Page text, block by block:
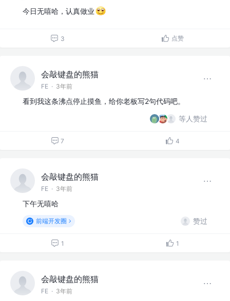
今日无嘻哈，认真做业
3 点赞
会敲键盘的熊猫
FE · 3年前
看到我这条沸点停止摸鱼，给你老板写2句代码吧。
等人赞过
7 4
会敲键盘的熊猫
FE · 3年前
下午无嘻哈
前端开发圈 赞过
1 1
会敲键盘的熊猫
FE · 3年前